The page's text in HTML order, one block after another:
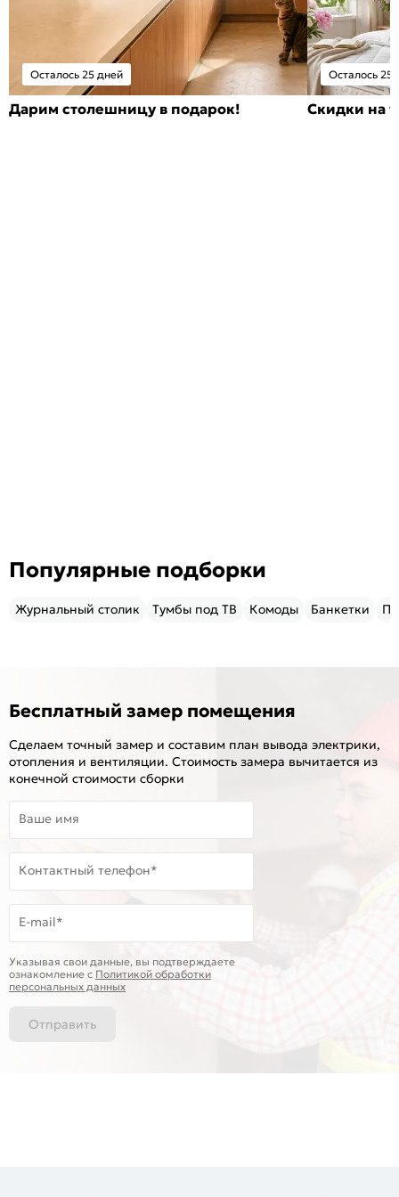
Осталось 25 дней
Дарим столешницу в подарок!
Осталось 25
Скидки на
Популярные подборки
Журнальный столик Тумбы под ТВ Комоды Банкетки
Бесплатный замер помещения
Сделаем точный замер и составим план вывода электрики,
отопления и вентиляции. Стоимость замера вычитается из
конечной стоимости сборки
Ваше имя
Контактный телефон*
E-mail*
Указывая свои данные, вы подтверждаете
ознакомление c Политикой обработки
персональных данных
Отправить